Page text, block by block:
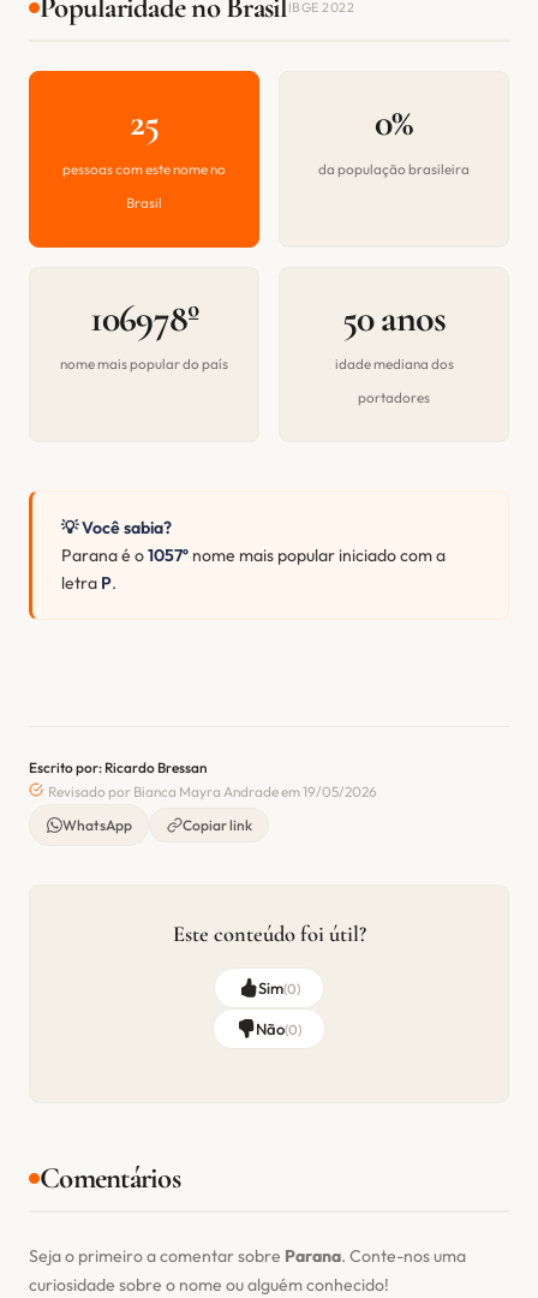
Popularidade no BrasilIBGE 2022
25
pessoas com este nome no
Brasil
0%
da população brasileira
106978º
nome mais popular do país
50 anos
idade mediana dos
portadores
💡 Você sabia?
Parana é o1057º nome mais popular iniciado com a
letra P.
Escrito por: Ricardo Bressan
Revisado por Bianca Mayra Andrade em 19/05/2026
WhatsApp
Copiar link
Este conteúdo foi útil?
Sim(0)
Não(0)
Comentários
Seja o primeiro a comentar sobre Parana. Conte-nos uma
curiosidade sobre o nome ou alguém conhecido!